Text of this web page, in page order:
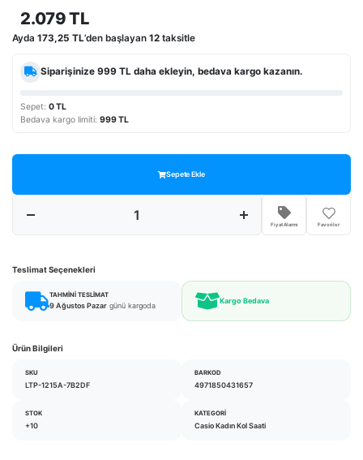
2.079 TL
Ayda 173,25 TL’den başlayan 12 taksitle
Siparişinize999 TL daha ekleyin, bedava kargo kazanın.
Sepet: 0 TL
Bedava kargo limiti: 999 TL
Sepete Ekle
Fiyat Alarmı Favoriler
Teslimat Seçenekleri
TAHMINI TESLIMAT
9 Ağustos Pazar günü kargoda
Kargo Bedava
Ürün Bilgileri
SKU
LTP-1215A-7B2DF
BARKOD
4971850431657
STOK
+10
KATEGORI
Casio Kadın Kol Saati